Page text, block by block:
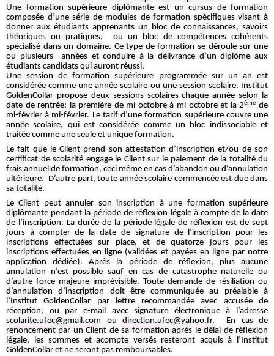
Une formation supérieure diplômante est un cursus de formation
composée d’une série de modules de formation spécifiques visant à
donner aux étudiants apprenants un bloc de connaissances, savoirs
théoriques ou pratiques, ou un bloc de compétences cohérents
spécialisé dans un domaine. Ce type de formation se déroule sur une
ou plusieurs années et conduire à la délivrance d’un diplôme aux
étudiants candidats qui auront réussi.
Une session de formation supérieure programmée sur un an est
considérée comme une année scolaire ou une session scolaire. Institut
GoldenCollar propose deux sessions scolaires chaque année selon la
date de rentrée: la première de mi octobre à mi-octobre et la 2ème de
mi-février à mi-février. Le tarif d’une formation supérieure couvre une
année scolaire, qui est considérée comme un bloc indissociable et
traitée comme une seule et unique formation.
Le fait que le Client prend son attestation d’inscription et/ou de son
certificat de scolarité engage le Client sur le paiement de la totalité du
frais annuel de formation, ceci même en cas d’abandon ou d’annulation
ultérieure. D’autre part, toute année scolaire commencée est due dans
sa totalité.
Le Client peut annuler son inscription à une formation supérieure
diplômante pendant la période de réflexion légale à compte de la date
de l’inscription. La durée de la période légale de réflexion est de sept
jours à compter de la date de signature de l’inscription pour les
inscriptions effectuées sur place, et de quatorze jours pour les
inscriptions effectuées en ligne (validées et payées en ligne par notre
application dédiée). Après la période de réflexion, plus aucune
annulation n’est possible sauf en cas de catastrophe naturelle ou
d’autre force majeure imprévisible. Toute demande de résiliation ou
d’annulation d’inscription doit être communiquée au préalable à
l’Institut GoldenCollar par lettre recommandée avec accusée de
réception, ou par e-mail avec signature électronique à l’adresse
scolarite.ufec@gmail.com ou direction.ufec@yahoo.fr. En cas de
renoncement par un Client de sa formation après le délai de réflexion
légale, les sommes et acompte versés resteront acquis à l’Institut
GoldenCollar et ne seront pas remboursables.